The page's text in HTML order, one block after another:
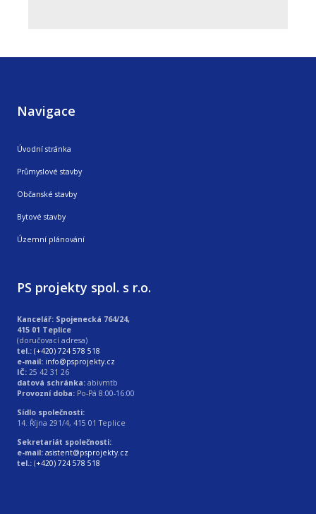
Navigace
Úvodní stránka
Průmyslové stavby
Občanské stavby
Bytové stavby
Územní plánování
PS projekty spol. s r.o.
Kancelář: Spojenecká 764/24,
415 01 Teplice
(doručovací adresa)
tel.: (+420) 724 578 518
e-mail: info@psprojekty.cz
IČ: 25 42 31 26
datová schránka: abivmtb
Provozní doba: Po-Pá 8:00-16:00
Sídlo společnosti:
14. Října 291/4, 415 01 Teplice
Sekretariát společnosti:
e-mail: asistent@psprojekty.cz
tel.: (+420) 724 578 518